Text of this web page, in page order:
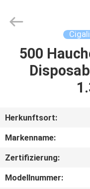
HAUS
VIDEOS
UNS
Huayixing
Technology500
Herkunftsort:
Markenname:
Zertifizierung:
Modellnummer: